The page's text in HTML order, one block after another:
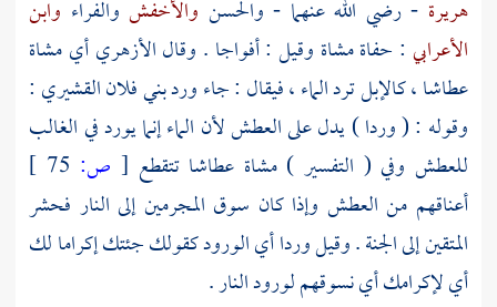
هريرة - رضي الله عنهما - والحسن والأخفش والفراء وابن
الأعرابي : حفاة مشاة وقيل : أفواجا . وقالالأزهريأي مشاة
عطاشا ، كالإبل ترد الماء ، فيقال : جاء ورد بني فلانالقشيري :
وقوله : ( وردا ) يدل على العطش لأن الماء إنما يورد في الغالب
للعطش وفي ( التفسير ) مشاة عطاشا تتقطع [ ص:
أعناقهم من العطش وإذا كان سوق المجرمين إلى النار فحشر
المتقين إلى الجنة . وقيل وردا أي الورود كقولك جئتك إكراما لك
أي لإكرامك أي نسوقهم لورود النار .